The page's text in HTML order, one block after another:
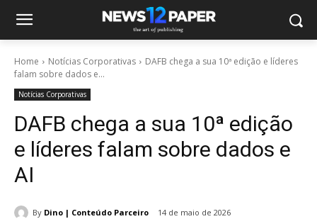
Home Notícias Corporativas
DAFB chega a sua 10ª edição e líderes
falam sobre dados e...
Notícias Corporativas
DAFB chega a sua 10ª edição
e líderes falam sobre dados e
AI
By Dino | Conteúdo Parceiro 14 de maio de 2026